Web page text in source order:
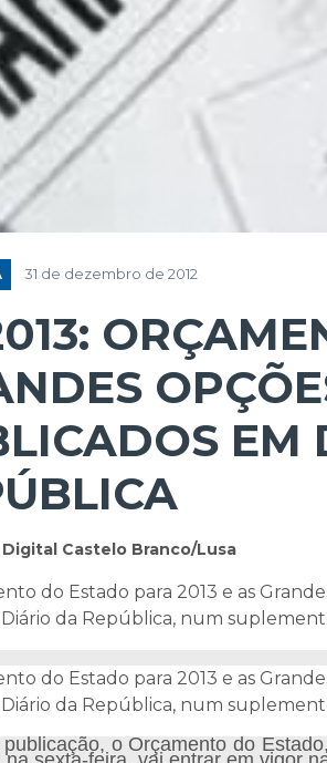
31 de dezembro de 2012
EM
Castelo Branco/Lusa
do Estado para 2013 e as
da República, num
do Estado para 2013 e as
da República, num
o Orçamento do